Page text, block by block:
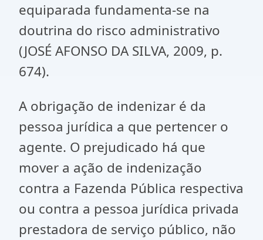
equiparada fundamenta-se na
doutrina do risco administrativo
(JOSÉ AFONSO DA SILVA, 2009, p.
674).
A obrigação de indenizar é da
pessoa jurídica a que pertencer o
agente. O prejudicado há que
mover a ação de indenização
contra a Fazenda Pública respectiva
ou contra a pessoa jurídica privada
prestadora de serviço público, não